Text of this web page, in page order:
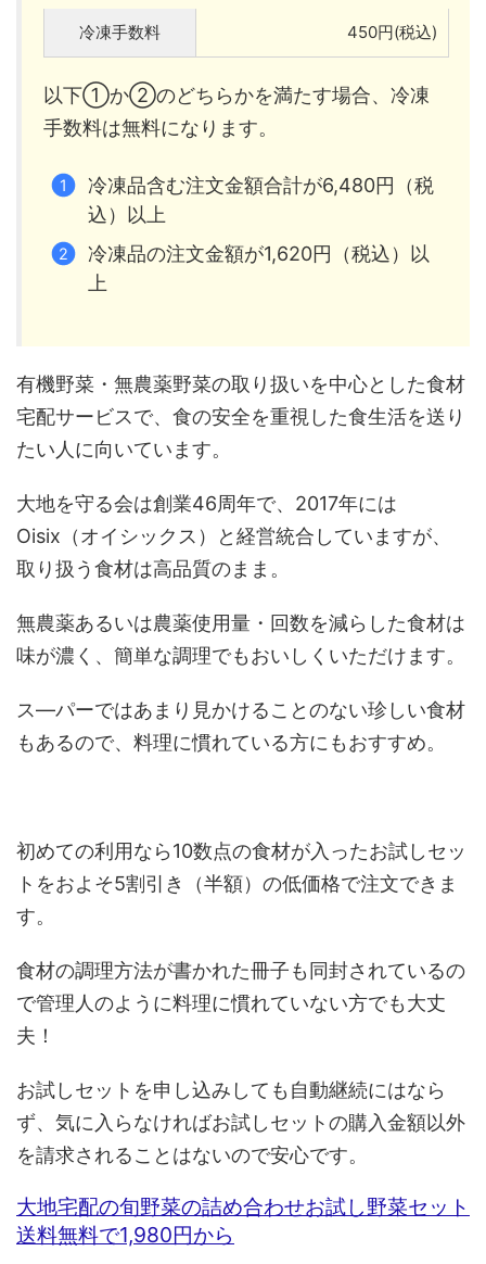
冷凍手数料 450円(税込)
以下①か②のどちらかを満たす場合、冷凍
手数料は無料になります。
冷凍品含む注文金額合計が6,480円（税
込）以上
冷凍品の注文金額が1,620円（税込）以
上
有機野菜・無農薬野菜の取り扱いを中心とした食材
宅配サービスで、食の安全を重視した食生活を送り
たい人に向いています。
大地を守る会は創業46周年で、2017年には
Oisix（オイシックス）と経営統合していますが、
取り扱う食材は高品質のまま。
無農薬あるいは農薬使用量・回数を減らした食材は
味が濃く、簡単な調理でもおいしくいただけます。
ス―パーではあまり見かけることのない珍しい食材
もあるので、料理に慣れている方にもおすすめ。
初めての利用なら10数点の食材が入ったお試しセッ
トをおよそ5割引き（半額）の低価格で注文できま
す。
食材の調理方法が書かれた冊子も同封されているの
で管理人のように料理に慣れていない方でも大丈
夫！
お試しセットを申し込みしても自動継続にはなら
ず、気に入らなければお試しセットの購入金額以外
を請求されることはないので安心です。
大地宅配の旬野菜の詰め合わせお試し野菜セット
送料無料で1,980円から